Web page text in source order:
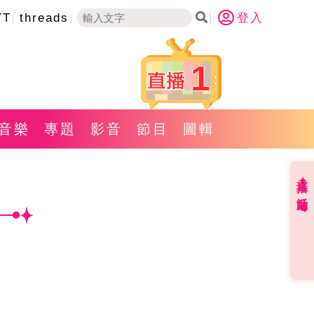
threads 登入
1
樂 專題 影音 節目 圖輯
直播✦活動